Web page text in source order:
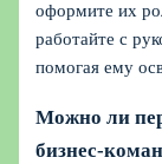
оформите их
работайте с
помогая ему
Можно ли
бизнес-